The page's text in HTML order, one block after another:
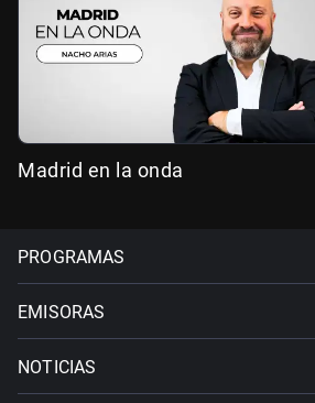
Madrid en la onda
PROGRAMAS
EMISORAS
NOTICIAS